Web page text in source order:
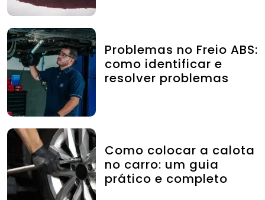
Problemas no Freio ABS:
como identificar e
resolver problemas
Como colocar a calota
no carro: um guia
prático e completo